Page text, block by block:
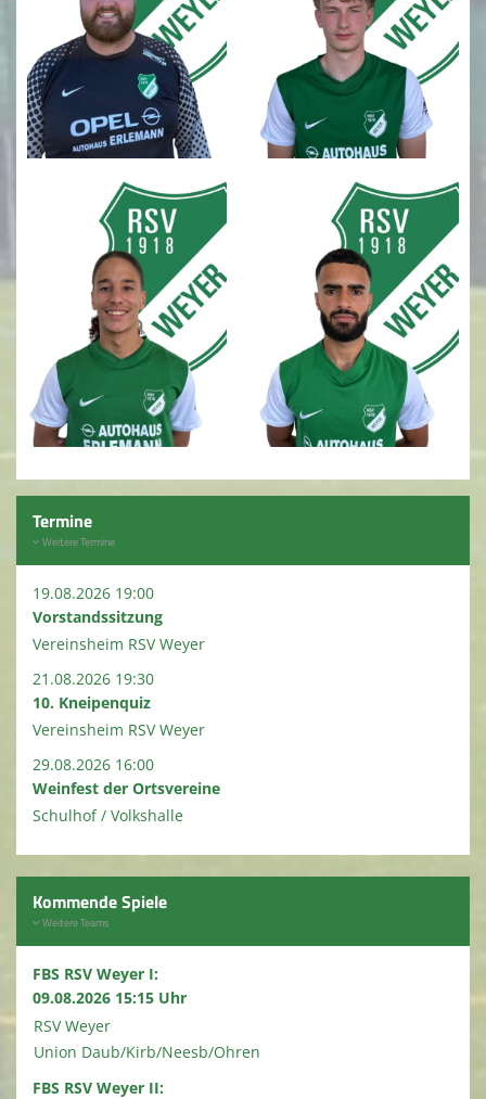
Terminkalender
Kirmes 2026
Kindeswohl / Jugendschutz
Termine
Weitere Termine
19.08.2026 19:00
Vorstandssitzung
Vereinsheim RSV Weyer
21.08.2026 19:30
10. Kneipenquiz
Vereinsheim RSV Weyer
29.08.2026 16:00
Weinfest der Ortsvereine
Schulhof / Volkshalle
Kommende Spiele
Weitere Teams
FBS RSV Weyer I:
09.08.2026 15:15 Uhr
RSV Weyer
Union Daub/Kirb/Neesb/Ohren
FBS RSV Weyer II: